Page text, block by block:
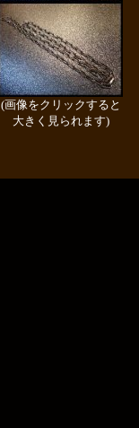
(画像をクリックすると
大きく見られます)